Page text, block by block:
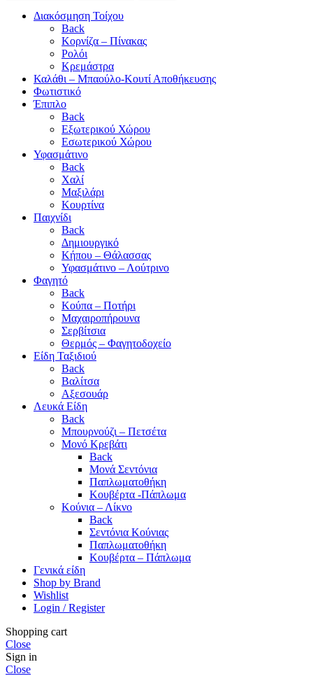
Διακόσμηση Τοίχου
Back
Κορνίζα – Πίνακας
Ρολόι
Κρεμάστρα
Καλάθι – Μπαούλο-Κουτί Αποθήκευσης
Φωτιστικό
Έπιπλο
Back
Εξωτερικού Χώρου
Εσωτερικού Χώρου
Υφασμάτινο
Back
Χαλί
Μαξιλάρι
Κουρτίνα
Παιχνίδι
Back
Δημιουργικό
Κήπου – Θάλασσας
Υφασμάτινο – Λούτρινο
Φαγητό
Back
Κούπα – Ποτήρι
Μαχαιροπήρουνα
Σερβίτσια
Θερμός – Φαγητοδοχείο
Είδη Ταξιδιού
Back
Βαλίτσα
Αξεσουάρ
Λευκά Είδη
Back
Μπουρνούζι – Πετσέτα
Μονό Κρεβάτι
Back
Μονά Σεντόνια
Παπλωματοθήκη
Κουβέρτα -Πάπλωμα
Κούνια – Λίκνο
Back
Σεντόνια Κούνιας
Παπλωματοθήκη
Κουβέρτα – Πάπλωμα
Γενικά είδη
Shop by Brand
Wishlist
Login / Register
Shopping cart
Close
Sign in
Close